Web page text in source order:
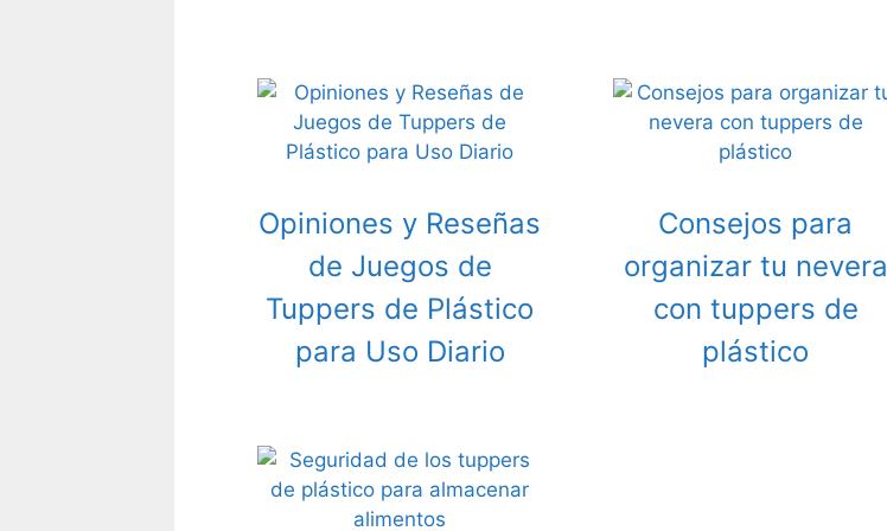
Opiniones y Reseñas
de Juegos de
Tuppers de Plástico
para Uso Diario
Consejos para
organizar tu nevera
con tuppers de
plástico